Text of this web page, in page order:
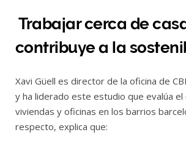
Trabajar cerca de
contribuye a la
Xavi Güell es director de la oficina de
y ha liderado este estudio que evalúa
viviendas y oficinas en los barrios
respecto, explica que: